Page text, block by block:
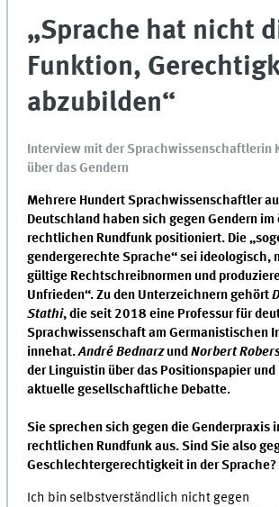
„Sprache hat nicht
Funktion,
abzubilden“
Interview mit der Sprachwissenschaftlerin
über das Gendern
Mehrere Hundert Sprachwissenschaftler
Deutschland haben sich gegen Gendern
rechtlichen Rundfunk positioniert. Die
gendergerechte Sprache“ sei ideologisch,
gültige Rechtschreibnormen und
Unfrieden“. Zu den Unterzeichnern gehört
Stathi, die seit 2018 eine Professur für
Sprachwissenschaft am Germanistischen
innehat.André BednarzundNorbert
der Linguistin über das Positionspapier und
aktuelle gesellschaftliche Debatte.
Sie sprechen sich gegen die Genderpraxis
rechtlichen Rundfunk aus. Sind Sie also
Geschlechtergerechtigkeit in der Sprache?
Ich bin selbstverständlich nicht gegen